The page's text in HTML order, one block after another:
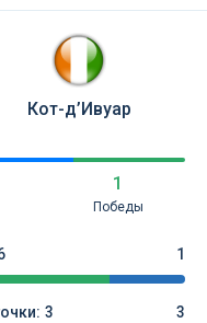
1
Победы
Кот-д’Ивуар
1
3 3